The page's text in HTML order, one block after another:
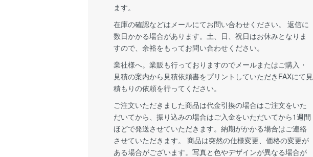
ます。
在庫の確認などはメールにてお問い合わせください。 返信に
数日かかる場合があります。土、日、祝日はお休みとなりま
すので、余裕をもってお問い合わせください。
業社様へ。業販も行っておりますのでメールまたはご購入・
見積の案内から見積依頼書をプリントしていただきFAXにて見
積もりの依頼を行ってください。
ご注文いただきました商品は代金引換の場合はご注文をいた
だいてから、振り込みの場合はご入金をいただいてから1週間
ほどで発送させていただきます。納期がかかる場合はご連絡
させていただきます。 商品は突然の仕様変更、価格の変更が
ある場合がございます。写真と色やデザインが異なる場合が